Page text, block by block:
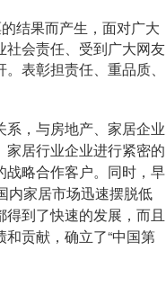
结果而产生，面对广大
社会责任、受到广大网友
表彰担责任、重品质、
，与房地产、家居企业
居行业企业进行紧密的
战略合作客户。同时，早
内家居市场迅速摆脱低
到了快速的发展，而且
贡献，确立了“中国第